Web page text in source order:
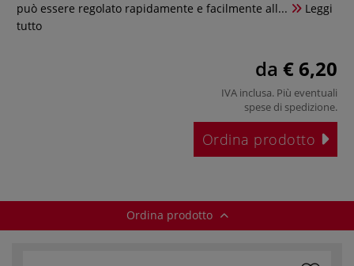
può essere regolato rapidamente e facilmente all...
Leggi
tutto
da € 6,20
IVA inclusa. Più eventuali
spese di spedizione.
Ordina prodotto
Ordina prodotto